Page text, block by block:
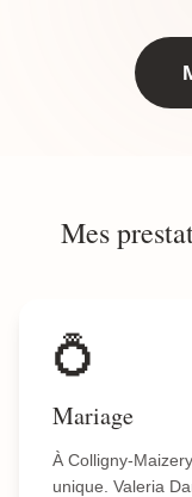
Mes
💍
Mariage
À Colligny-
unique. Valeria